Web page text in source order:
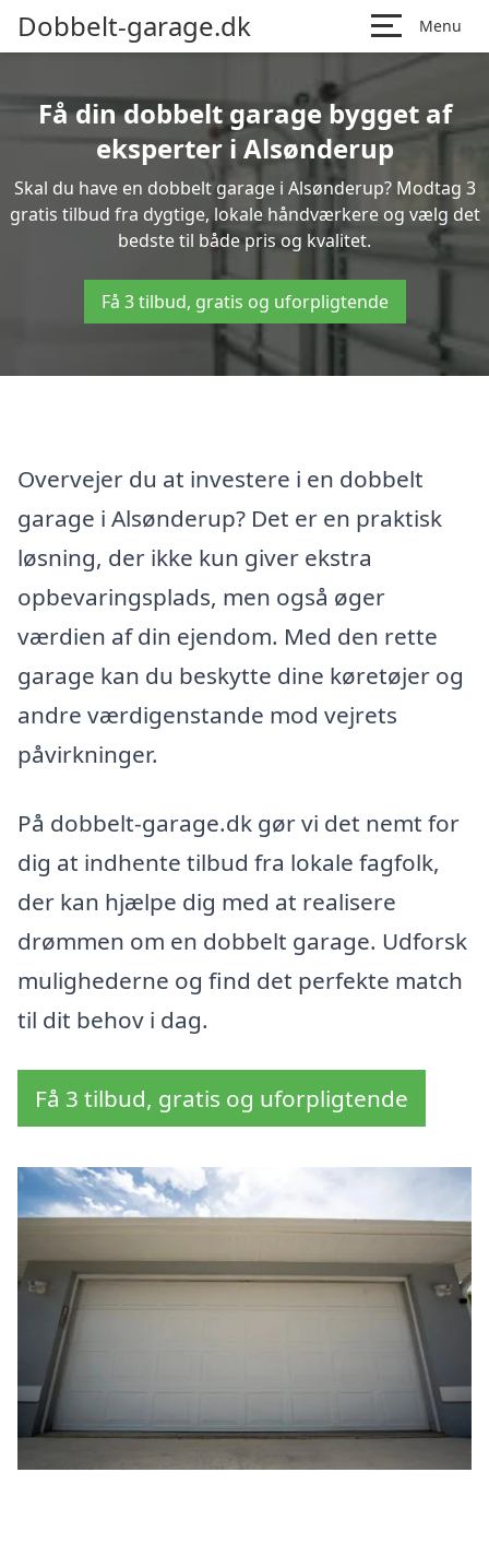
Dobbelt-garage.dk Menu
Få din dobbelt garage bygget af
eksperter i Alsønderup
Skal du have en dobbelt garage i Alsønderup? Modtag 3
gratis tilbud fra dygtige, lokale håndværkere og vælg det
bedste til både pris og kvalitet.
Få 3 tilbud, gratis og uforpligtende
Overvejer du at investere i en dobbelt
garage i Alsønderup? Det er en praktisk
løsning, der ikke kun giver ekstra
opbevaringsplads, men også øger
værdien af din ejendom. Med den rette
garage kan du beskytte dine køretøjer og
andre værdigenstande mod vejrets
påvirkninger.
På dobbelt-garage.dk gør vi det nemt for
dig at indhente tilbud fra lokale fagfolk,
der kan hjælpe dig med at realisere
drømmen om en dobbelt garage. Udforsk
mulighederne og find det perfekte match
til dit behov i dag.
Få 3 tilbud, gratis og uforpligtende